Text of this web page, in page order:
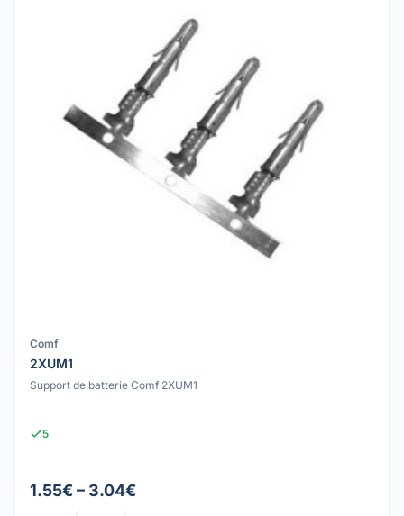
Comf
2XUM1
Support de batterie Comf 2XUM1
5
1.55€ – 3.04€